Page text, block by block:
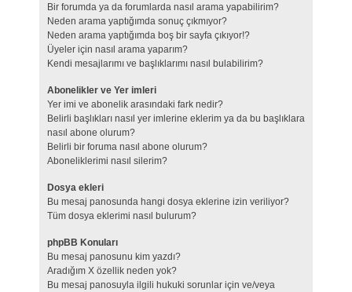
Bir forumda ya da forumlarda nasıl arama yapabilirim?
Neden arama yaptığımda sonuç çıkmıyor?
Neden arama yaptığımda boş bir sayfa çıkıyor!?
Üyeler için nasıl arama yaparım?
Kendi mesajlarımı ve başlıklarımı nasıl bulabilirim?
Abonelikler ve Yer imleri
Yer imi ve abonelik arasındaki fark nedir?
Belirli başlıkları nasıl yer imlerine eklerim ya da bu başlıklara
nasıl abone olurum?
Belirli bir foruma nasıl abone olurum?
Aboneliklerimi nasıl silerim?
Dosya ekleri
Bu mesaj panosunda hangi dosya eklerine izin veriliyor?
Tüm dosya eklerimi nasıl bulurum?
phpBB Konuları
Bu mesaj panosunu kim yazdı?
Aradığım X özellik neden yok?
Bu mesaj panosuyla ilgili hukuki sorunlar için ve/veya